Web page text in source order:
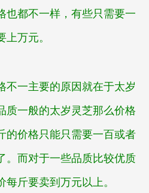
也都不一样，有些只需要一
万元。
不一主要的原因就在于太岁
质一般的太岁灵芝那么价格
的价格只能只需要一百或者
。而对于一些品质比较优质
斤要卖到万元以上。